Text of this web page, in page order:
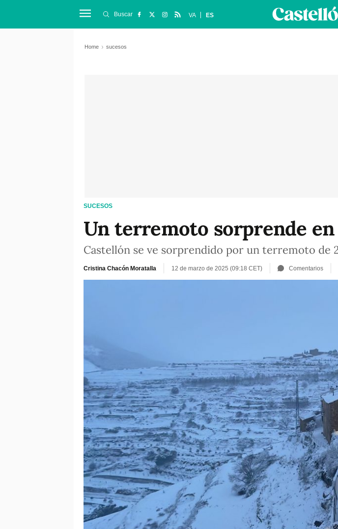
Buscar VA ES
Home sucesos
SUCESOS
Un terremoto sorprende
Castellón se ve sorprendido por un terremoto de
Cristina Chacón Moratalla 12 de marzo de 2025 (09:18 CET) Comentarios